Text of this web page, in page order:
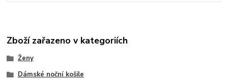
Zboží zařazeno v kategoriích
Ženy
Dámské noční košile